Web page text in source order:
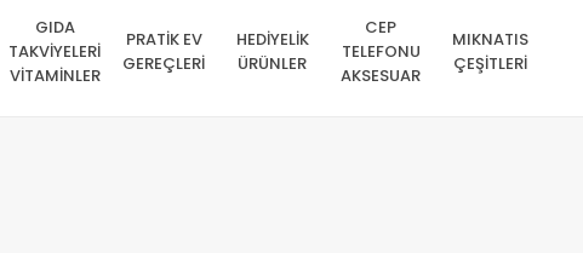
GIDA
TAKVİYELERİ
VİTAMİNLER
PRATİK EV
GEREÇLERİ
HEDİYELİK
ÜRÜNLER
CEP
TELEFONU
AKSESUAR
MIKNATIS
ÇEŞİTLERİ